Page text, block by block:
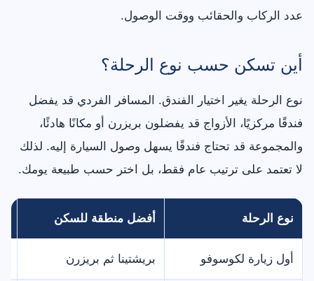
عدد الركاب والحقائب ووقت الوصول.
أين تسكن حسب نوع الرحلة؟
نوع الرحلة يغير اختيار الفندق. المسافر الفردي قد يفضل
فندقًا مركزيًا، الأزواج قد يفضلون بريزرن أو مكانًا هادئًا،
والمجموعة قد تحتاج فندقًا يسهل وصول السيارة إليه. لذلك
لا تعتمد على ترتيب عام فقط، بل اختر حسب طبيعة يومك.
نوع الرحلة أفضل منطقة للسكن
أول زيارة لكوسوفو بريشتينا ثم بريزرن